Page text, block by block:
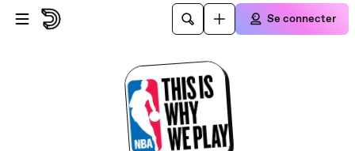
Passer au contenu principal
Se connecter